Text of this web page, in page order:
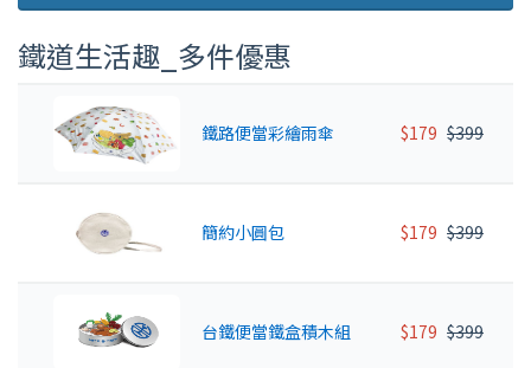
鐵道生活趣_多件優惠
鐵路便當彩繪雨傘 $179 $399
簡約小圓包 $179 $399
台鐵便當鐵盒積木組 $179 $399